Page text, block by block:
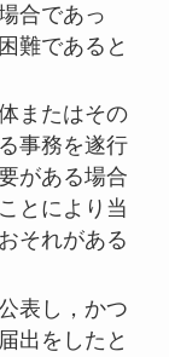
合であっ
難であると
またはその
事務を遂行
がある場合
とにより当
それがある
表し，かつ
出をしたと